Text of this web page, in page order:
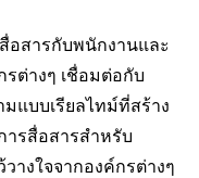
อสารกับพนักงานและ
ต่างๆ เชื่อมต่อกับ
แบบเรียลไทม์ที่สร้าง
ารสื่อสารสำหรับ
างใจจากองค์กรต่างๆ